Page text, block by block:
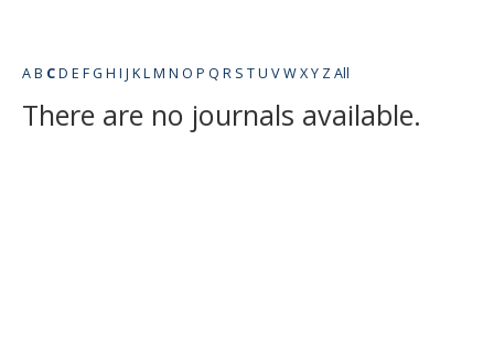
AB CD E FG H I J KLM N O P Q R S TU VWXY ZAll
There are no journals available.